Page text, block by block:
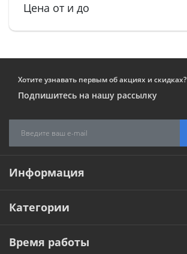
Цена от и до
Хотите узнавать первым об акциях и скидках?
Подпишитесь на нашу рассылку
Информация
Категории
Время работы